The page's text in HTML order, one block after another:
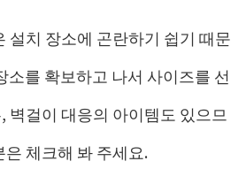
설치 장소에 곤란하기 쉽기 때문
소를 확보하고 나서 사이즈를 선
벽걸이 대응의 아이템도 있으므
체크해 봐 주세요.